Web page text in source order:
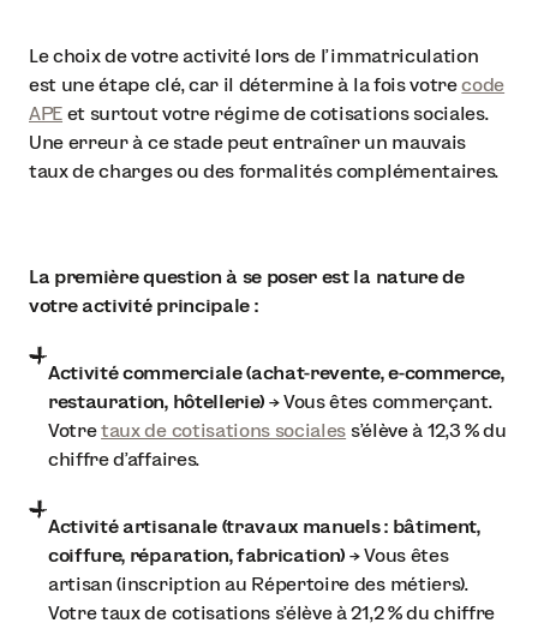
Le choix de votre activité lors de l’immatriculation
est une étape clé, car il détermine à la fois votrecode
APE et surtout votre régime de cotisations sociales.
Une erreur à ce stade peut entraîner un mauvais
taux de charges ou des formalités complémentaires.
La première question à se poser est la nature de
votre activité principale :
Activité commerciale (achat-revente, e-commerce,
restauration, hôtellerie) → Vous êtes commerçant.
Votretaux de cotisations sociales s'élève à 12,3 % du
chiffre d’affaires.
Activité artisanale (travaux manuels : bâtiment,
coiffure, réparation, fabrication) → Vous êtes
artisan (inscription au Répertoire des métiers).
Votre taux de cotisations s'élève à 21,2 % du chiffre